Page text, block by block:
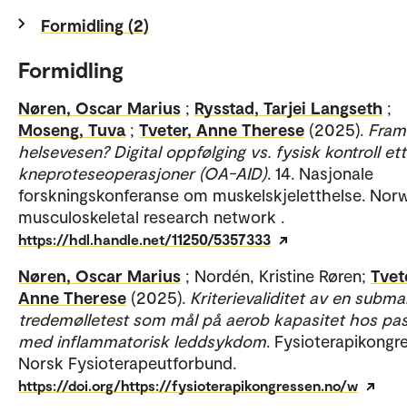
Formidling (2)
Formidling
Nøren, Oscar Marius ; Rysstad, Tarjei Langseth ;
Moseng, Tuva ; Tveter, Anne Therese (2025).
helsevesen? Digital oppfølging vs. fysisk kontroll
kneproteseoperasjoner (OA-AID). 14. Nasjonale
forskningskonferanse om muskelskjeletthelse.
musculoskeletal research network .
https://hdl.handle.net/11250/5357333
Nøren, Oscar Marius ; Nordén, Kristine Røren;
Anne Therese (2025). Kriterievaliditet av en
tredemølletest som mål på aerob kapasitet hos
med inflammatorisk leddsykdom.
Norsk Fysioterapeutforbund.
https://doi.org/https://fysioterapikongressen.no/w